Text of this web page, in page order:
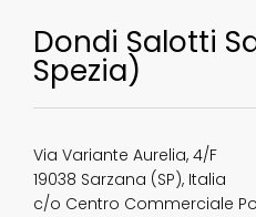
​Dondi Salotti
Spezia)
​​Via Variante Aurelia, 4/F
19038 Sarzana (SP), Italia
c/o Centro Commerciale